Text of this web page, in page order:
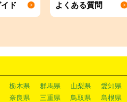
ド よくある質問
栃木県 群馬県 山梨県
愛知県
奈良県
三重県 鳥取県
島根県